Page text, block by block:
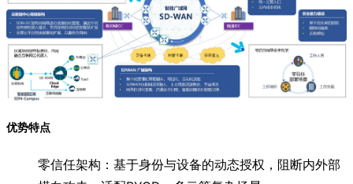
优势特点
零信任架构：基于身份与设备的动态授权，阻断内外部